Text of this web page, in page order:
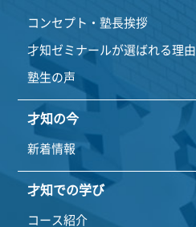
コンセプト・塾長挨拶
才知ゼミナールが選ばれる理由
塾生の声
才知の今
新着情報
才知での学び
コース紹介